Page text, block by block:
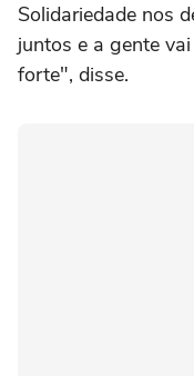
Solidariedade nos
juntos e a gente
forte", disse.